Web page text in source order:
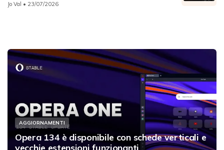
Jo Val • 23/07/2026
AGGIORNAMENTI
Opera 134 è disponibile con schede verticali e